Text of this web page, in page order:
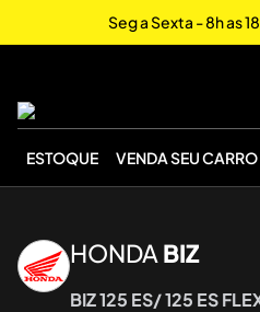
Seg a Sexta - 8h as
ESTOQUE VENDA SEU CARRO
HONDA BIZ
BIZ 125 ES/ 125 ES